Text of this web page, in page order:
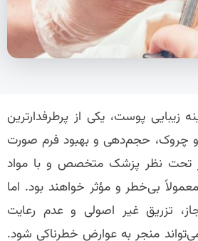
زیبایی پوست، یکی از پرطرفدارترین
چروک، حجم‌دهی و بهبود فرم صورت
تحت نظر پزشک متخصص و با مواد
معمولاً بی‌خطر و مؤثر خواهند بود. اما
تزریق غیر اصولی و عدم رعایت
منجر به عوارض خطرناکی شود.